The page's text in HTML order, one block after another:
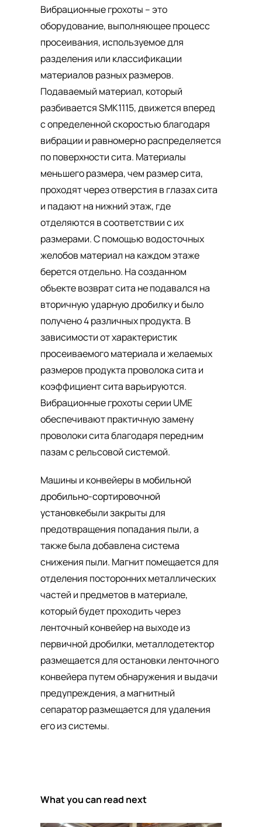
Вибрационные грохоты – это
оборудование, выполняющее процесс
просеивания, используемое для
разделения или классификации
материалов разных размеров.
Подаваемый материал, который
разбивается SMK1115, движется вперед
с определенной скоростью благодаря
вибрации и равномерно распределяется
по поверхности сита. Материалы
меньшего размера, чем размер сита,
проходят через отверстия в глазах сита
и падают на нижний этаж, где
отделяются в соответствии с их
размерами. С помощью водосточных
желобов материал на каждом этаже
берется отдельно. На созданном
объекте возврат сита не подавался на
вторичную ударную дробилку и было
получено 4 различных продукта. В
зависимости от характеристик
просеиваемого материала и желаемых
размеров продукта проволока сита и
коэффициент сита варьируются.
Вибрационные грохоты серии UME
обеспечивают практичную замену
проволоки сита благодаря передним
пазам с рельсовой системой.
Машины и конвейеры в мобильной
дробильно-сортировочной
установкебыли закрыты для
предотвращения попадания пыли, а
также была добавлена система
снижения пыли. Магнит помещается для
отделения посторонних металлических
частей и предметов в материале,
который будет проходить через
ленточный конвейер на выходе из
первичной дробилки, металлодетектор
размещается для остановки ленточного
конвейера путем обнаружения и выдачи
предупреждения, а магнитный
сепаратор размещается для удаления
его из системы.
What you can read next